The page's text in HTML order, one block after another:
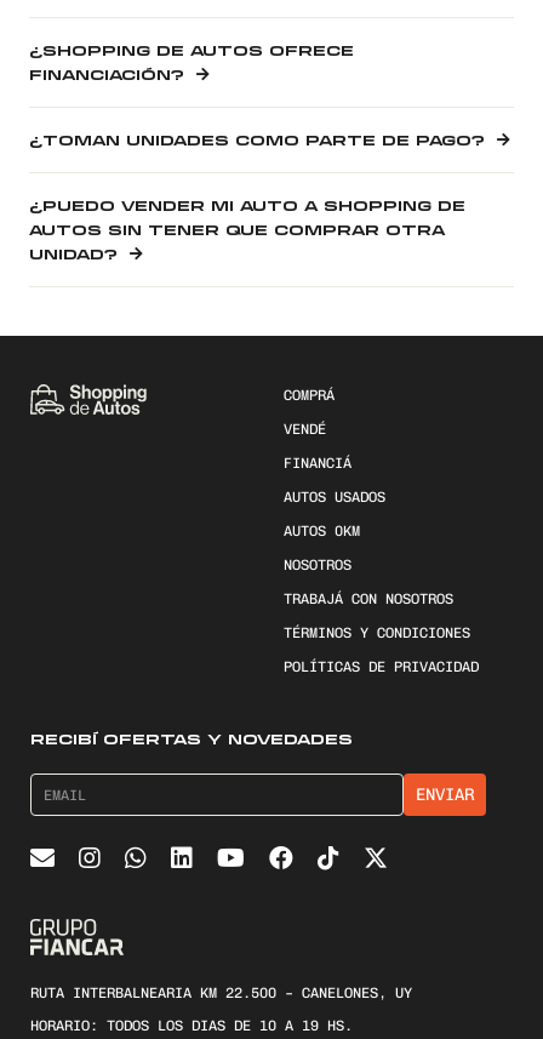
¿SHOPPING DE AUTOS OFRECE
FINANCIACIÓN?
¿TOMAN UNIDADES COMO PARTE DE PAGO?
¿PUEDO VENDER MI AUTO A SHOPPING DE
AUTOS SIN TENER QUE COMPRAR OTRA
UNIDAD?
COMPRÁ
VENDÉ
FINANCIÁ
AUTOS USADOS
AUTOS 0KM
NOSOTROS
TRABAJÁ CON NOSOTROS
TÉRMINOS Y CONDICIONES
POLÍTICAS DE PRIVACIDAD
RECIBÍ OFERTAS Y NOVEDADES
RUTA INTERBALNEARIA KM 22.500 – CANELONES, UY
HORARIO: TODOS LOS DIAS DE 10 A 19 HS.